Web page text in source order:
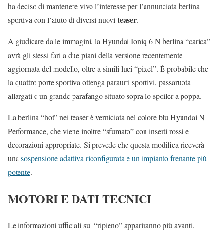
ha deciso di mantenere vivo l’interesse per l’annunciata berlina
sportiva con l’aiuto di diversi nuovi teaser.
A giudicare dalle immagini, la Hyundai Ioniq 6 N berlina “carica”
avrà gli stessi fari a due piani della versione recentemente
aggiornata del modello, oltre a simili luci “pixel”. È probabile che
la quattro porte sportiva ottenga paraurti sportivi, passaruota
allargati e un grande parafango situato sopra lo spoiler a poppa.
La berlina “hot” nei teaser è verniciata nel colore blu Hyundai N
Performance, che viene inoltre “sfumato” con inserti rossi e
decorazioni appropriate. Si prevede che questa modifica riceverà
una sospensione adattiva riconfigurata e un impianto frenante più
potente.
MOTORI E DATI TECNICI
Le informazioni ufficiali sul “ripieno” appariranno più avanti.